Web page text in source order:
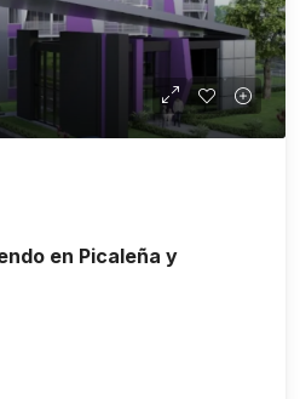
en Picaleña y